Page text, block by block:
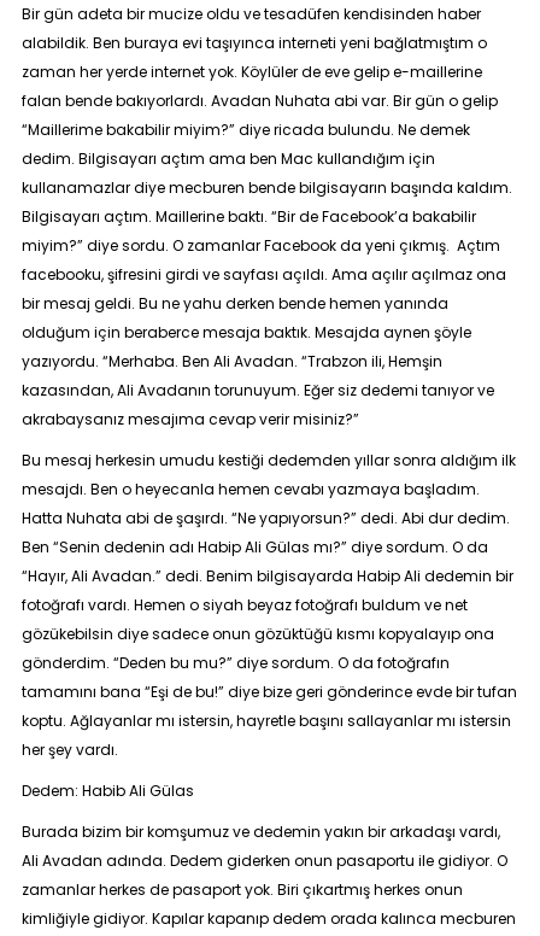
Bir gün adeta bir mucize oldu ve tesadüfen kendisinden haber
alabildik. Ben buraya evi taşıyınca interneti yeni bağlatmıştım o
zaman her yerde internet yok. Köylüler de eve gelip e-maillerine
falan bende bakıyorlardı. Avadan Nuhata abi var. Bir gün o gelip
“Maillerime bakabilir miyim?” diye ricada bulundu. Ne demek
dedim. Bilgisayarı açtım ama ben Mac kullandığım için
kullanamazlar diye mecburen bende bilgisayarın başında kaldım.
Bilgisayarı açtım. Maillerine baktı. “Bir de Facebook’a bakabilir
miyim?” diye sordu. O zamanlar Facebook da yeni çıkmış. Açtım
facebooku, şifresini girdi ve sayfası açıldı. Ama açılır açılmaz ona
bir mesaj geldi. Bu ne yahu derken bende hemen yanında
olduğum için beraberce mesaja baktık. Mesajda aynen şöyle
yazıyordu. “Merhaba. Ben Ali Avadan. “Trabzon ili, Hemşin
kazasından, Ali Avadanın torunuyum. Eğer siz dedemi tanıyor ve
akrabaysanız mesajıma cevap verir misiniz?”
Bu mesaj herkesin umudu kestiği dedemden yıllar sonra aldığım ilk
mesajdı. Ben o heyecanla hemen cevabı yazmaya başladım.
Hatta Nuhata abi de şaşırdı. “Ne yapıyorsun?” dedi. Abi dur dedim.
Ben “Senin dedenin adı Habip Ali Gülas mı?” diye sordum. O da
“Hayır, Ali Avadan.” dedi. Benim bilgisayarda Habip Ali dedemin bir
fotoğrafı vardı. Hemen o siyah beyaz fotoğrafı buldum ve net
gözükebilsin diye sadece onun gözüktüğü kısmı kopyalayıp ona
gönderdim. “Deden bu mu?” diye sordum. O da fotoğrafın
tamamını bana “Eşi de bu!” diye bize geri gönderince evde bir tufan
koptu. Ağlayanlar mı istersin, hayretle başını sallayanlar mı istersin
her şey vardı.
Dedem: Habib Ali Gülas
Burada bizim bir komşumuz ve dedemin yakın bir arkadaşı vardı,
Ali Avadan adında. Dedem giderken onun pasaportu ile gidiyor. O
zamanlar herkes de pasaport yok. Biri çıkartmış herkes onun
kimliğiyle gidiyor. Kapılar kapanıp dedem orada kalınca mecburen